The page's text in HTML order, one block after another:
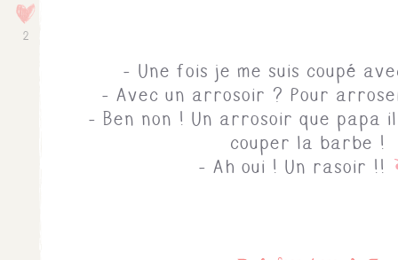
- Une fois je me suis coupé
- Avec un arrosoir ? Pour
- Ben non ! Un arrosoir que papa
couper la barbe !
- Ah oui ! Un rasoir !!
2